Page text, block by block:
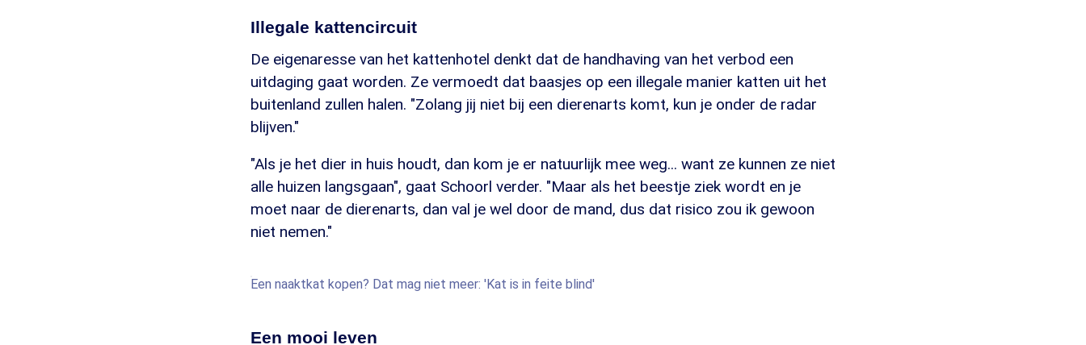
Illegale kattencircuit
De eigenaresse van het kattenhotel denkt dat de handhaving van het verbod een
uitdaging gaat worden. Ze vermoedt dat baasjes op een illegale manier katten uit het
buitenland zullen halen. "Zolang jij niet bij een dierenarts komt, kun je onder de radar
blijven."
"Als je het dier in huis houdt, dan kom je er natuurlijk mee weg... want ze kunnen ze niet
alle huizen langsgaan", gaat Schoorl verder. "Maar als het beestje ziek wordt en je
moet naar de dierenarts, dan val je wel door de mand, dus dat risico zou ik gewoon
niet nemen."
Een naaktkat kopen? Dat mag niet meer: 'Kat is in feite blind'
Een mooi leven